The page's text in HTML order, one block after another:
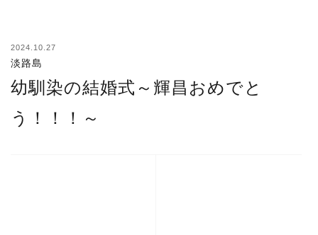
2024.10.27
淡路島
幼馴染の結婚式～輝昌おめでと
う！！！～